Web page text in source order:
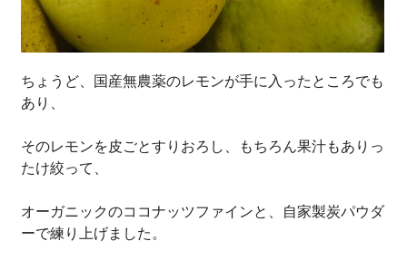
ちょうど、国産無農薬のレモンが手に入ったところでも
あり、
そのレモンを皮ごとすりおろし、もちろん果汁もありっ
たけ絞って、
オーガニックのココナッツファインと、自家製炭パウダ
ーで練り上げました。